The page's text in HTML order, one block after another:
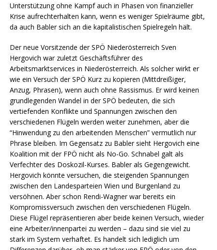
Unterstützung ohne Kampf auch in Phasen von finanzieller
Krise aufrechterhalten kann, wenn es weniger Spielräume gibt,
da auch Babler sich an die kapitalistischen Spielregeln hält.
Der neue Vorsitzende der SPÖ Niederösterreich Sven
Hergovich war zuletzt Geschäftsführer des
Arbeitsmarktservices in Niederösterreich. Als solcher wirkt er
wie ein Versuch der SPÖ Kurz zu kopieren (Mittdreißiger,
Anzug, Phrasen), wenn auch ohne Rassismus. Er wird keinen
grundlegenden Wandel in der SPÖ bedeuten, die sich
vertiefenden Konflikte und Spannungen zwischen den
verschiedenen Flügeln werden weiter zunehmen, aber die
“Hinwendung zu den arbeitenden Menschen” vermutlich nur
Phrase bleiben. Im Gegensatz zu Babler sieht Hergovich eine
Koalition mit der FPÖ nicht als No-Go. Schnabel galt als
Verfechter des Doskozil-Kurses. Babler als Gegengewicht.
Hergovich könnte versuchen, die steigenden Spannungen
zwischen den Landesparteien Wien und Burgenland zu
versöhnen. Aber schon Rendi-Wagner war bereits ein
Kompromissversuch zwischen den verschiedenen Flügeln.
Diese Flügel repräsentieren aber beide keinen Versuch, wieder
eine Arbeiter/innenpartei zu werden – dazu sind sie viel zu
stark im System verhaftet. Es handelt sich lediglich um